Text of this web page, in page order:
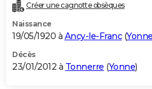
Créer une cagnotte obsèques
Naissance
19/05/1920 à Ancy-le-Franc(Yonne
Décès
23/01/2012 à Tonnerre (Yonne)